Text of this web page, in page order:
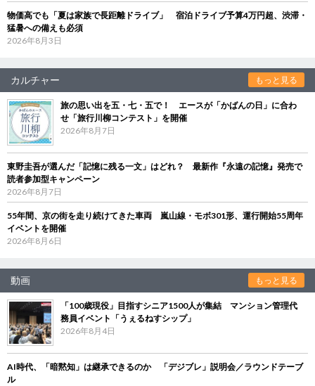
物価高でも「夏は家族で長距離ドライブ」 宿泊ドライブ予算4万円超、渋滞・
猛暑への備えも必須
2026年8月3日
カルチャー もっと見る
旅の思い出を五・七・五で！ エースが「かばんの日」に合わ
せ「旅行川柳コンテスト」を開催
2026年8月7日
東野圭吾が選んだ「記憶に残る一文」はどれ？ 最新作『永遠の記憶』発売で
読者参加型キャンペーン
2026年8月7日
55年間、京の街を走り続けてきた車両 嵐山線・モボ301形、運行開始55周年
イベントを開催
2026年8月6日
動画 もっと見る
「100歳現役」目指すシニア1500人が集結 マンション管理代
務員イベント「うぇるねすシップ」
2026年8月4日
AI時代、「暗黙知」は継承できるのか 「デジブレ」説明会／ラウンドテーブ
ル